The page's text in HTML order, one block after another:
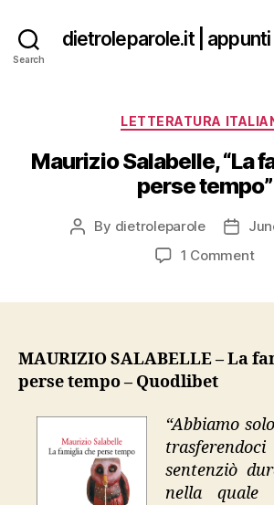
Search
dietroleparole.it |
LETTERATURA
Maurizio Salabelle, “La
perse tempo”
Post
By dietroleparole
Post
1 Commenton
MAURIZIO SALABELLE – La
perse tempo – Quodlibet
“Abbiamo
sentenziò
nella quale